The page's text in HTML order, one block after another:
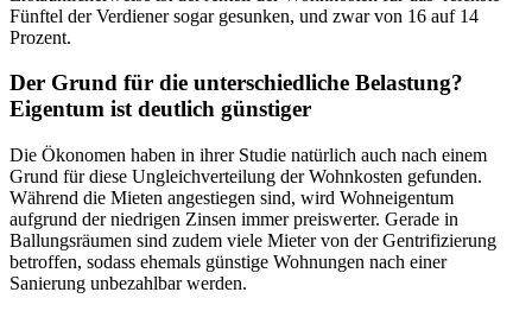
Fünftel der Verdiener sogar gesunken, und zwar von 16 auf 14
Prozent.
Der Grund für die unterschiedliche Belastung?
Eigentum ist deutlich günstiger
Die Ökonomen haben in ihrer Studie natürlich auch nach einem
Grund für diese Ungleichverteilung der Wohnkosten gefunden.
Während die Mieten angestiegen sind, wird Wohneigentum
aufgrund der niedrigen Zinsen immer preiswerter. Gerade in
Ballungsräumen sind zudem viele Mieter von der Gentrifizierung
betroffen, sodass ehemals günstige Wohnungen nach einer
Sanierung unbezahlbar werden.